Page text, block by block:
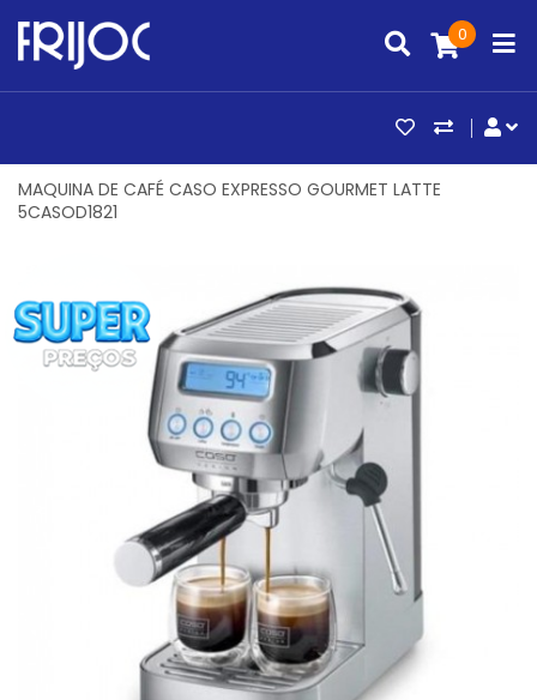
0
ARTIGOS
MAQUINA DE CAFÉ CASO EXPRESSO GOURMET LATTE
5CASOD1821